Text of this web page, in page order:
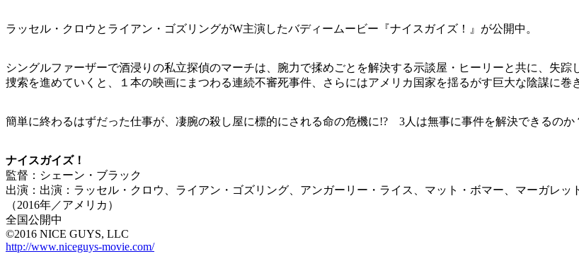
ラッセル・クロウとライアン・ゴズリングがW主演したバディームービー『ナイスガイズ！』が公開中。
シングルファーザーで酒浸りの私立探偵のマーチは、腕力で揉めごとを解決する示談屋・ヒーリーと共に、失
捜索を進めていくと、１本の映画にまつわる連続不審死事件、さらにはアメリカ国家を揺るがす巨大な陰謀に
簡単に終わるはずだった仕事が、凄腕の殺し屋に標的にされる命の危機に!? 3人は無事に事件を解決できるのか
ナイスガイズ！
監督：シェーン・ブラック
出演：出演：ラッセル・クロウ、ライアン・ゴズリング、アンガーリー・ライス、マット・ボマー、マーガレッ
（2016年／アメリカ）
全国公開中
©2016 NICE GUYS, LLC
http://www.niceguys-movie.com/